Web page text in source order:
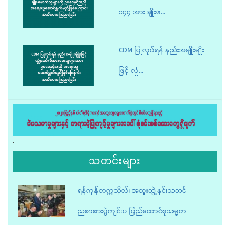
၁၄၄ အား ချိုးဖ...
CDM ပြုလုပ်ရန် နည်းအမျိုးမျိုး
ဖြင့် လှုံ...
« first ‹ previous … 164 165
167
…
next › last »
.
သတင်းများ
ရန်ကုန်တက္ကသိုလ်၊ အထူးဘွဲ့နှင်းသဘင်
ညစာစားပွဲကျင်းပ ပြည်ထောင်စုသမ္မတ